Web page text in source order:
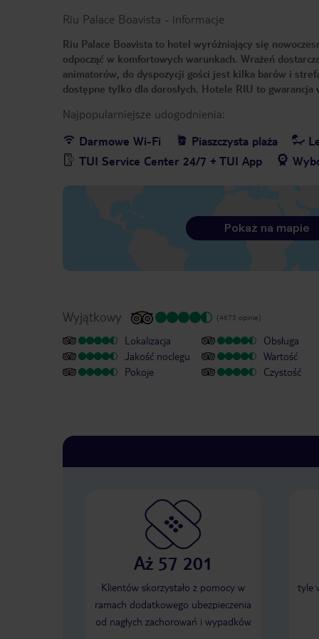
Riu Palace Boavista - informacje
Riu Palace Boavista to hotel wyróżniający się
odpocząć w komfortowych warunkach. Wrażeń
animatorów, do dyspozycji gości jest kilka barów i
dostępne tylko dla dorosłych. Hotele RIU to gwarancja
Najpopularniejsze udogodnienia:
Darmowe Wi-Fi
Piaszczysta plaża
TUI Service Center 24/7 + TUI App
Pokaż na mapie
Wyjątkowy (4673 opinie)
Lokalizacja
Jakość noclegu
Pokoje
Obsługa
Wartość
Czystość
Aż 57 201
Klientów skorzystało z pomocy w
ramach dodatkowego ubezpieczenia
od nagłych zachorowań i wypadków
tyle